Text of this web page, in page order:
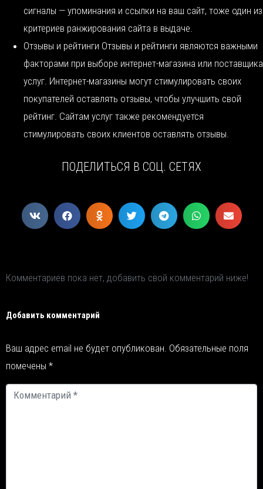
сигналы — упоминания и ссылки на ваш сайт, тоже один из
критериев ранжирования сайта в выдаче.
Отзывы и рейтинги Отзывы и рейтинги являются важными
факторами при выборе интернет-магазина или поставщика
услуг. Интернет-магазины могут стимулировать своих
покупателей оставлять отзывы, чтобы улучшить свой
рейтинг. Сайтам услуг также рекомендуется
стимулировать своих клиентов оставлять отзывы.
ПОДЕЛИТЬСЯ В СОЦ. СЕТЯХ
Комментариев пока нет, добавить свой комментарий ниже!
Добавить комментарий
Ваш адрес email не будет опубликован. Обязательные поля
помечены *
Комментарий